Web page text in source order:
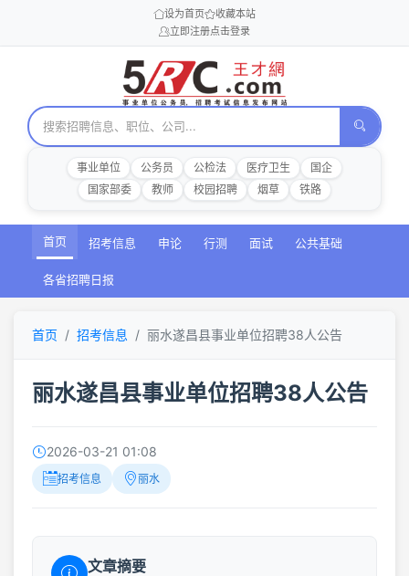
设为首页
收藏本站
立即注册点击登录
事业单位 公务员 公检法 医疗卫生
国企
国家部委
教师 校园招聘 烟草 铁路
首页 招考信息 申论 行测 面试 公共基础
各省招聘日报
首页 招考信息 丽水遂昌县事业单位招聘38人公告
丽水遂昌县事业单位招聘38人公告
2026-03-21 01:08
招考信息 丽水
文章摘要